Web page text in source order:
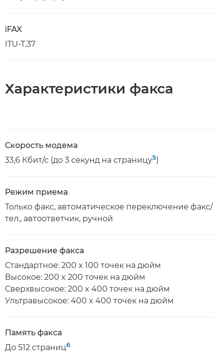
iFAX
ITU-T.37
Характеристики факса
Скорость модема
33,6 Кбит/с (до 3 секунд на страницу5)
Режим приема
Только факс, автоматическое переключение факс/
тел., автоответчик, ручной
Разрешение факса
Стандартное: 200 x 100 точек на дюйм
Высокое: 200 x 200 точек на дюйм
Сверхвысокое: 200 x 400 точек на дюйм
Ультравысокое: 400 x 400 точек на дюйм
Память факса
До 512 страниц6